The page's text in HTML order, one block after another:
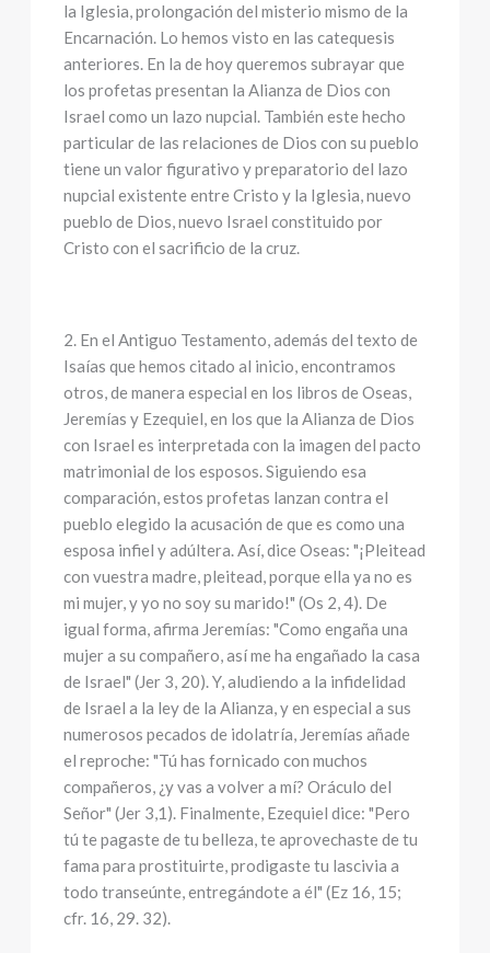
la Iglesia, prolongación del misterio mismo de la
Encarnación. Lo hemos visto en las catequesis
anteriores. En la de hoy queremos subrayar que
los profetas presentan la Alianza de Dios con
Israel como un lazo nupcial. También este hecho
particular de las relaciones de Dios con su pueblo
tiene un valor figurativo y preparatorio del lazo
nupcial existente entre Cristo y la Iglesia, nuevo
pueblo de Dios, nuevo Israel constituido por
Cristo con el sacrificio de la cruz.
2. En el Antiguo Testamento, además del texto de
Isaías que hemos citado al inicio, encontramos
otros, de manera especial en los libros de Oseas,
Jeremías y Ezequiel, en los que la Alianza de Dios
con Israel es interpretada con la imagen del pacto
matrimonial de los esposos. Siguiendo esa
comparación, estos profetas lanzan contra el
pueblo elegido la acusación de que es como una
esposa infiel y adúltera. Así, dice Oseas: "¡Pleitead
con vuestra madre, pleitead, porque ella ya no es
mi mujer, y yo no soy su marido!" (Os 2, 4). De
igual forma, afirma Jeremías: "Como engaña una
mujer a su compañero, así me ha engañado la casa
de Israel" (Jer 3, 20). Y, aludiendo a la infidelidad
de Israel a la ley de la Alianza, y en especial a sus
numerosos pecados de idolatría, Jeremías añade
el reproche: "Tú has fornicado con muchos
compañeros, ¿y vas a volver a mí? Oráculo del
Señor" (Jer 3,1). Finalmente, Ezequiel dice: "Pero
tú te pagaste de tu belleza, te aprovechaste de tu
fama para prostituirte, prodigaste tu lascivia a
todo transeúnte, entregándote a él" (Ez 16, 15;
cfr. 16, 29. 32).